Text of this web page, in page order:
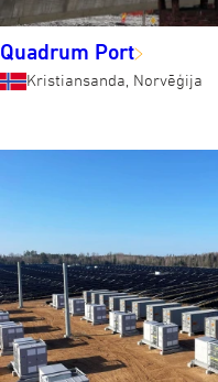
Quadrum Port
Kristiansanda, Norvēģija